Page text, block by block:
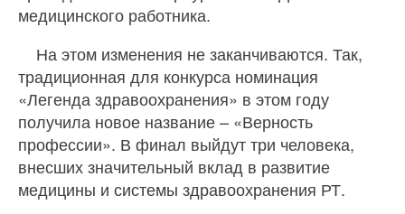
медицинского работника.
На этом изменения не заканчиваются. Так,
традиционная для конкурса номинация
«Легенда здравоохранения» в этом году
получила новое название – «Верность
профессии». В финал выйдут три человека,
внесших значительный вклад в развитие
медицины и системы здравоохранения РТ.